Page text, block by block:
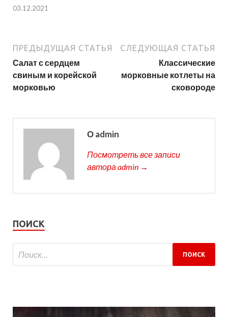
03.12.2021
ПРЕДЫДУЩАЯ СТАТЬЯ
Салат с сердцем
свиным и корейской
морковью
СЛЕДУЮЩАЯ СТАТЬЯ
Классические
морковные котлеты на
сковороде
О admin
Посмотреть все записи
автора admin →
ПОИСК